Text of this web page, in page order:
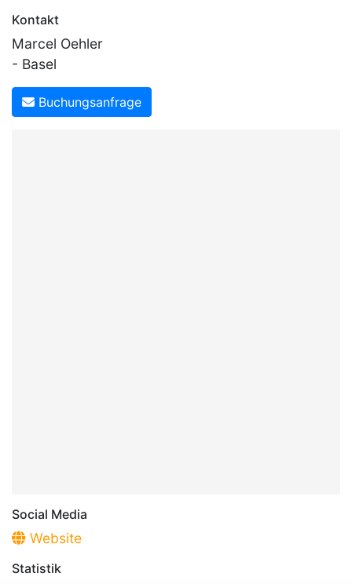
Kontakt
Marcel Oehler
- Basel
Buchungsanfrage
Social Media
Website
Statistik